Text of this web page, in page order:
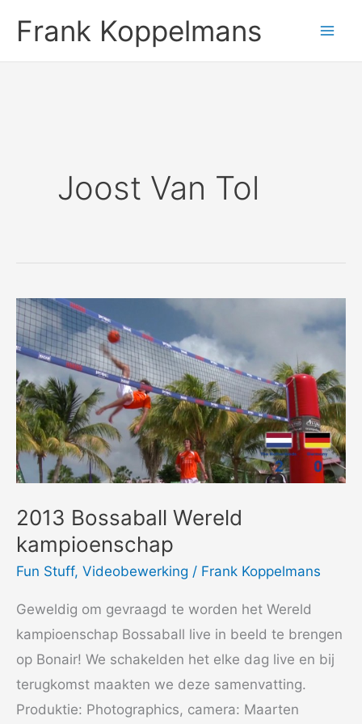
naar
de
Frank Koppelmans
Joost Van Tol
2013 Bossaball Wereld
kampioenschap
Fun Stuff, Videobewerking / Frank Koppelmans
Geweldig om gevraagd te worden het Wereld
kampioenschap Bossaball live in beeld te brengen
op Bonair! We schakelden het elke dag live en bij
terugkomst maakten we deze samenvatting.
Produktie: Photographics, camera: Maarten